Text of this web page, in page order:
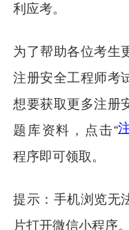
利应考。
为了帮助各位考生
注册安全工程师考
想要获取更多注册
题库资料，点击“
程序即可领取。
提示：手机浏览无
片打开微信小程序。